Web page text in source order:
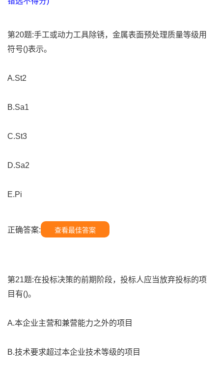
第20题:手工或动力工具除锈，金属表面预处理质量等级用
符号()表示。
A.St2
B.Sa1
C.St3
D.Sa2
E.Pi
正确答案: 查看最佳答案
第21题:在投标决策的前期阶段，投标人应当放弃投标的项
目有()。
A.本企业主营和兼营能力之外的项目
B.技术要求超过本企业技术等级的项目